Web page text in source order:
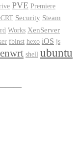
PVE Premiere
Security Steam
Works XenServer
fbinst hexo iOS js
shell ubuntu